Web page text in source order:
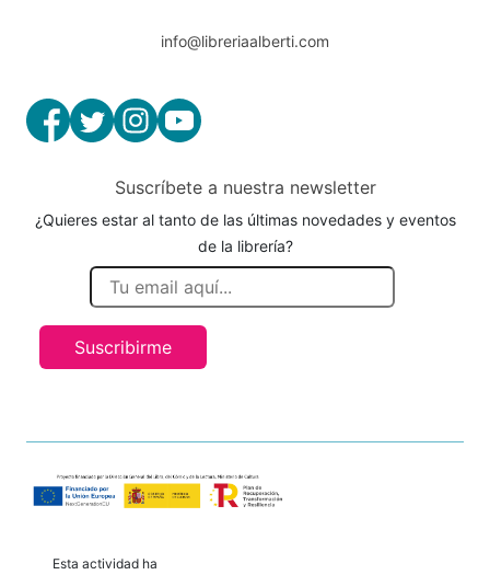
info@libreriaalberti.com
Suscríbete a nuestra newsletter
¿Quieres estar al tanto de las últimas novedades y eventos
de la librería?
Suscribirme
Esta actividad ha